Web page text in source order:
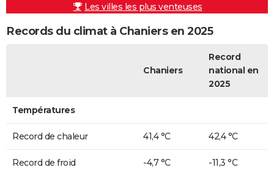
Les villes les plus venteuses
Records du climat à Chaniers en 2025
Chaniers
Record
national en
2025
Températures
Record de chaleur 41,4 °C 42,4 °C
Record de froid -4,7 °C -11,3 °C